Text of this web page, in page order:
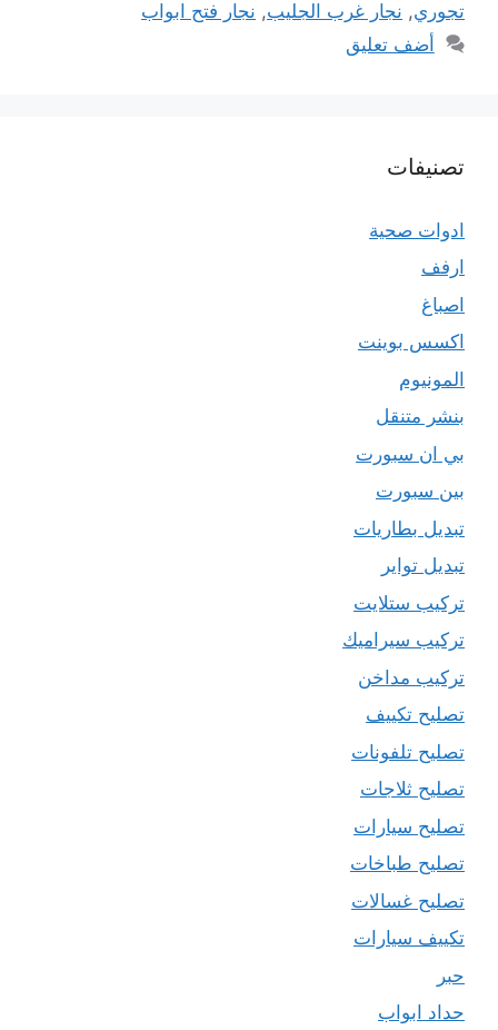
تجوري, نجار غرب الجليب, نجار فتح ابواب
أضف تعليق
تصنيفات
ادوات صحية
ارفف
اصباغ
اكسس بوينت
المونيوم
بنشر متنقل
بي ان سبورت
بين سبورت
تبديل بطاريات
تبديل تواير
تركيب ستلايت
تركيب سيراميك
تركيب مداخن
تصليح تكييف
تصليح تلفونات
تصليح ثلاجات
تصليح سيارات
تصليح طباخات
تصليح غسالات
تكييف سيارات
حبر
حداد ابواب